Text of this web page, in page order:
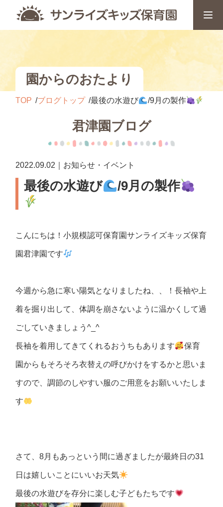
園からのおたより
TOP ブログトップ 最後の水遊び /9月の製作
君津園ブログ
2022.09.02｜お知らせ・イベント
最後の水遊び /9月の製作
こんにちは！小規模認可保育園サンライズキッズ保育
園君津園です
今週から急に寒い陽気となりましたね、、！長袖や上
着を掘り出して、体調を崩さないように温かくして過
ごしていきましょう^_^
長袖を着用してきてくれるおうちもあります 保育
園からもそろそろ衣替えの呼びかけをするかと思いま
すので、調節のしやすい服のご用意をお願いいたしま
す
さて、8月もあっという間に過ぎましたが最終日の31
日は嬉しいことにいいお天気
最後の水遊びを存分に楽しむ子どもたちです